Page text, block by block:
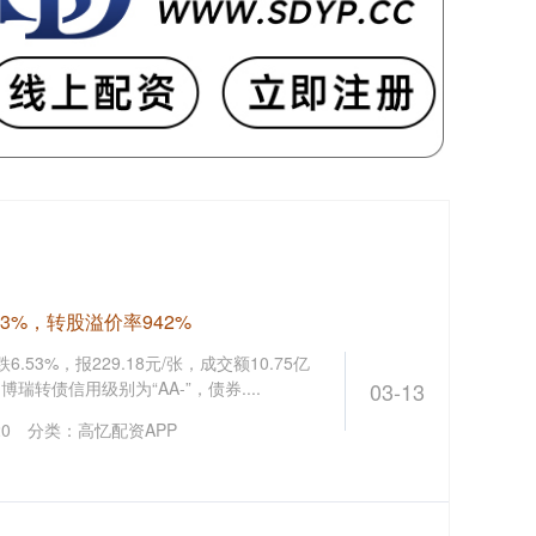
03-13
，转股溢价率942%
6.53%，报229.18元/张，成交额10.75亿
瑞转债信用级别为“AA-”，债券....
分类： 高忆配资APP